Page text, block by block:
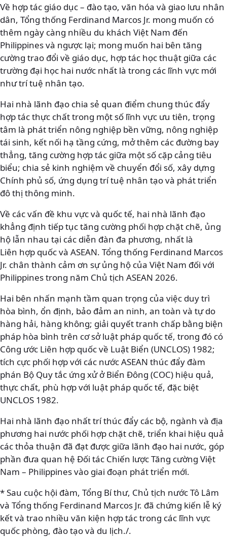
Về hợp tác giáo dục – đào tạo, văn hóa và giao lưu nhân
dân, Tổng thống Ferdinand Marcos Jr. mong muốn có
thêm ngày càng nhiều du khách Việt Nam đến
Philippines và ngược lại; mong muốn hai bên tăng
cường trao đổi về giáo dục, hợp tác học thuật giữa các
trường đại học hai nước nhất là trong các lĩnh vực mới
như trí tuệ nhân tạo.
Hai nhà lãnh đạo chia sẻ quan điểm chung thúc đẩy
hợp tác thực chất trong một số lĩnh vực ưu tiên, trọng
tâm là phát triển nông nghiệp bền vững, nông nghiệp
tái sinh, kết nối hạ tầng cứng, mở thêm các đường bay
thẳng, tăng cường hợp tác giữa một số cặp cảng tiêu
biểu; chia sẻ kinh nghiệm về chuyển đổi số, xây dựng
Chính phủ số, ứng dụng trí tuệ nhân tạo và phát triển
đô thị thông minh.
Về các vấn đề khu vực và quốc tế, hai nhà lãnh đạo
khẳng định tiếp tục tăng cường phối hợp chặt chẽ, ủng
hộ lẫn nhau tại các diễn đàn đa phương, nhất là
Liên hợp quốc và ASEAN. Tổng thống Ferdinand Marcos
Jr. chân thành cảm ơn sự ủng hộ của Việt Nam đối với
Philippines trong năm Chủ tịch ASEAN 2026.
Hai bên nhấn mạnh tầm quan trọng của việc duy trì
hòa bình, ổn định, bảo đảm an ninh, an toàn và tự do
hàng hải, hàng không; giải quyết tranh chấp bằng biện
pháp hòa bình trên cơ sở luật pháp quốc tế, trong đó có
Công ước Liên hợp quốc về Luật Biển (UNCLOS) 1982;
tích cực phối hợp với các nước ASEAN thúc đẩy đàm
phán Bộ Quy tắc ứng xử ở Biển Đông (COC) hiệu quả,
thực chất, phù hợp với luật pháp quốc tế, đặc biệt
UNCLOS 1982.
Hai nhà lãnh đạo nhất trí thúc đẩy các bộ, ngành và địa
phương hai nước phối hợp chặt chẽ, triển khai hiệu quả
các thỏa thuận đã đạt được giữa lãnh đạo hai nước, góp
phần đưa quan hệ Đối tác Chiến lược Tăng cường Việt
Nam – Philippines vào giai đoạn phát triển mới.
* Sau cuộc hội đàm, Tổng Bí thư, Chủ tịch nước Tô Lâm
và Tổng thống Ferdinand Marcos Jr. đã chứng kiến lễ ký
kết và trao nhiều văn kiện hợp tác trong các lĩnh vực
quốc phòng, đào tạo và du lịch./.